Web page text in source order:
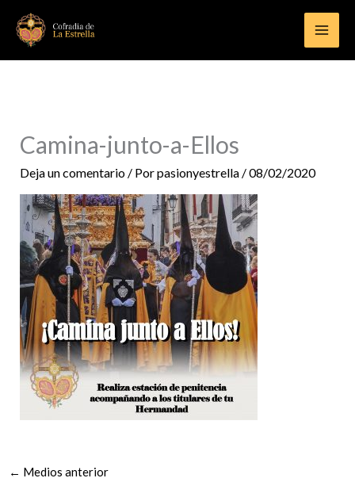
contenido
Camina-junto-a-Ellos
Deja un comentario / Porpasionyestrella /08/02/2020
← Medios anterior